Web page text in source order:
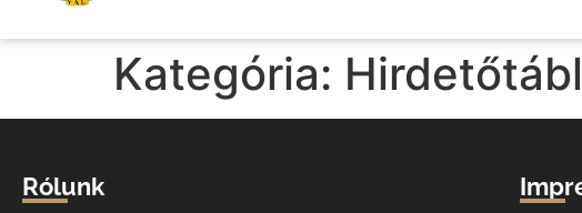
Kategória:
Rólunk